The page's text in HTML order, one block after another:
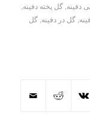
دفینه گل پخته دفینه
گل در دفینه گل